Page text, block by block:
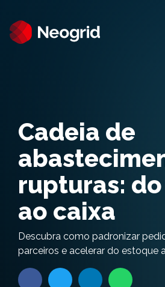
Cadeia de
rupturas:
ao caixa
Descubra como padronizar
parceiros e acelerar do estoque